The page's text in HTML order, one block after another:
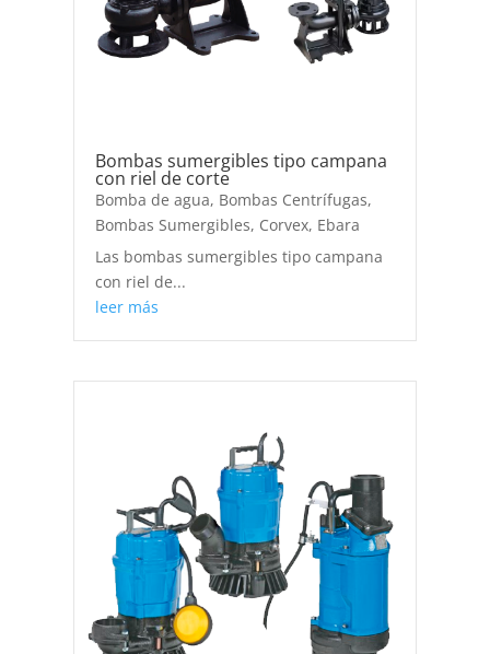
Bombas sumergibles tipo campana
con riel de corte
Bomba de agua, Bombas Centrífugas,
Bombas Sumergibles, Corvex, Ebara
Las bombas sumergibles tipo campana
con riel de...
leer más